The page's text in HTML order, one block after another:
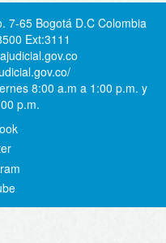
7-65 Bogotá D.C Colombia
Ext:3111
8:00 a.m a 1:00 p.m. y
p.m.